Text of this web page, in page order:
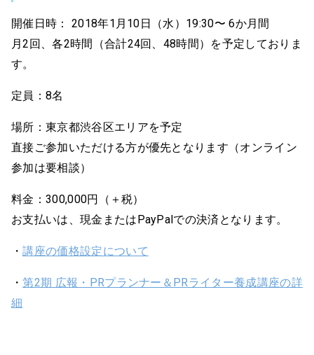
開催日時： 2018年1月10日（水）19:30〜 6か月間
月2回、各2時間（合計24回、48時間）を予定しておりま
す。
定員：8名
場所：東京都渋谷区エリアを予定
直接ご参加いただける方が優先となります（オンライン
参加は要相談）
料金：300,000円（＋税）
お支払いは、現金またはPayPalでの決済となります。
・講座の価格設定について
・第2期 広報・PRプランナー＆PRライター養成講座の詳
細